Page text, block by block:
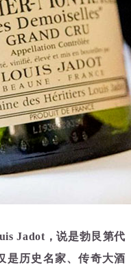
搜索
Jadot，说是勃艮第代
是历史名家、传奇大酒